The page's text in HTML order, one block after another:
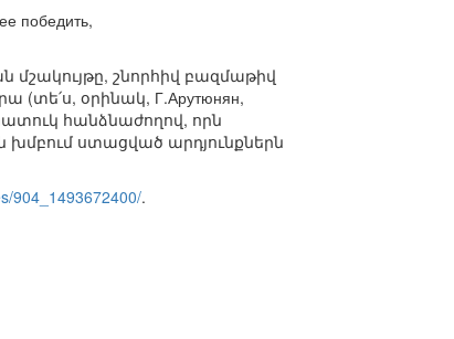
победить,
մշակույթը, շնորհիվ բազմաթիվ
օրինակ, Г.Арутюнян,
հատուկ հանձնաժողով, որն
խմբում ստացված արդյունքներն
904_1493672400/.